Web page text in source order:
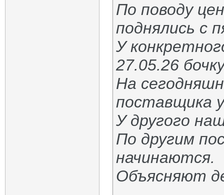
По поводу
поднялись с
У
27.05.26
На
поставщика
У другого
По другим
начинаются.
Объясняют